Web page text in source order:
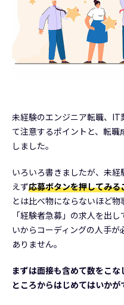
未経験のエンジニア転職、IT
て注意するポイントと、転
しました。
いろいろ書きましたが、未
えず応募ボタンを押してみる
とは比べ物にならないほど物
「経験者急募」の求人を出
いからコーディングの人手が
ありません。
まずは面接も含めて数をこ
ところからはじめてはいかが